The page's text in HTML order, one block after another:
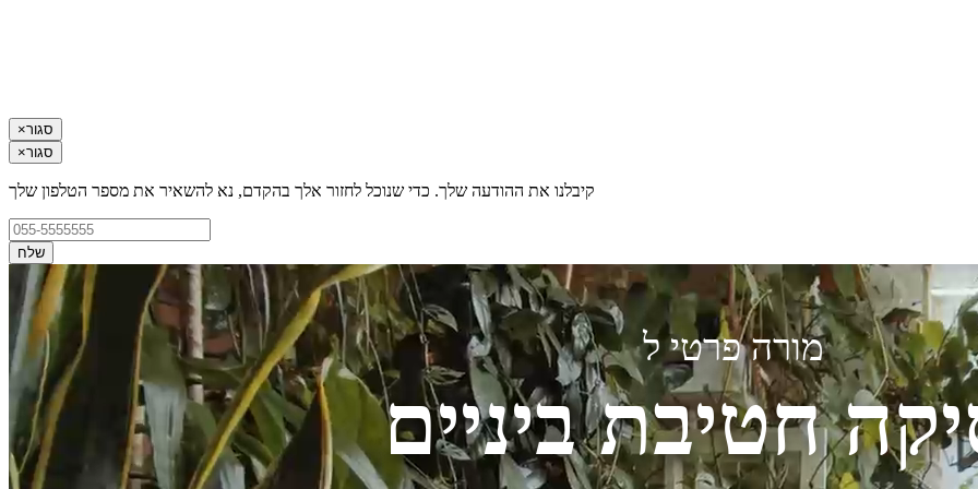
×סגור
×סגור
קיבלנו את ההודעה שלך. כדי שנוכל לחזור אלך בהקדם, נא להשאיר את מספר הטלפון שלך
שלח
מורה פרטי ל
חטיבת ביניים